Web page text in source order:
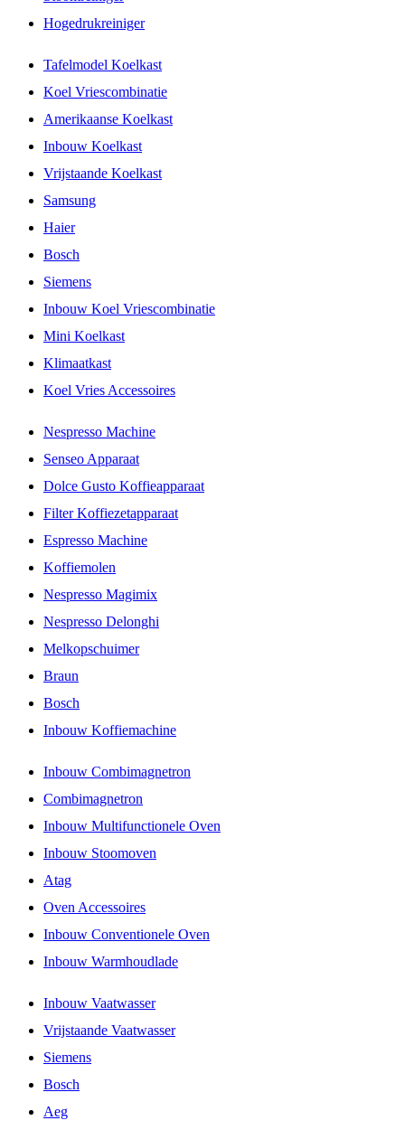
Hogedrukreiniger
Tafelmodel Koelkast
Koel Vriescombinatie
Amerikaanse Koelkast
Inbouw Koelkast
Vrijstaande Koelkast
Samsung
Haier
Bosch
Siemens
Inbouw Koel Vriescombinatie
Mini Koelkast
Klimaatkast
Koel Vries Accessoires
Nespresso Machine
Senseo Apparaat
Dolce Gusto Koffieapparaat
Filter Koffiezetapparaat
Espresso Machine
Koffiemolen
Nespresso Magimix
Nespresso Delonghi
Melkopschuimer
Braun
Bosch
Inbouw Koffiemachine
Inbouw Combimagnetron
Combimagnetron
Inbouw Multifunctionele Oven
Inbouw Stoomoven
Atag
Oven Accessoires
Inbouw Conventionele Oven
Inbouw Warmhoudlade
Inbouw Vaatwasser
Vrijstaande Vaatwasser
Siemens
Bosch
Aeg